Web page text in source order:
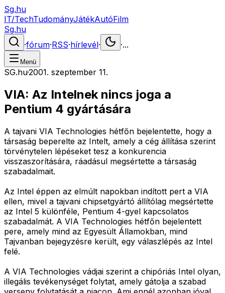
Sg.hu
IT/TechTudományJátékAutóFilm
Sg.hu
·fórum·RSS·hírlevél· ·...
Menü
SG.hu·2001. szeptember 11.
VIA: Az Intelnek nincs joga a
Pentium 4 gyártására
A tajvani VIA Technologies hétfőn bejelentette, hogy a
társaság beperelte az Intelt, amely a cég állítása szerint
törvénytelen lépéseket tesz a konkurencia
visszaszorítására, ráadásul megsértette a társaság
szabadalmait.
Az Intel éppen az elmúlt napokban indított pert a VIA
ellen, mivel a tajvani chipsetgyártó állítólag megsértette
az Intel 5 különféle, Pentium 4-gyel kapcsolatos
szabadalmát. A VIA Technologies hétfőn bejelentett
pere, amely mind az Egyesült Államokban, mind
Tajvanban bejegyzésre került, egy válaszlépés az Intel
felé.
A VIA Technologies vádjai szerint a chipóriás Intel olyan,
illegális tevékenységet folytat, amely gátolja a szabad